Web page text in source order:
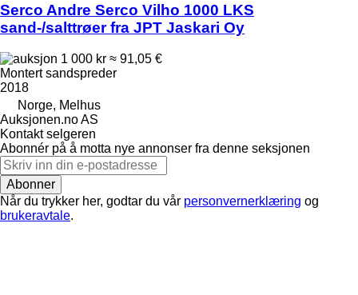
Serco Andre Serco Vilho 1000 LKS
sand-/salttrøer fra JPT Jaskari Oy
1 000 kr ≈ 91,05 €
Montert sandspreder
2018
Norge, Melhus
Auksjonen.no AS
Kontakt selgeren
Abonnér på å motta nye annonser fra denne seksjonen
Abonner
Når du trykker her, godtar du vår personvernerklæring og
brukeravtale.